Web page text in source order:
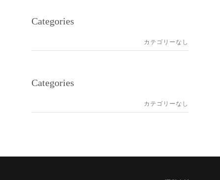
Categories
カテゴリーなし
Categories
カテゴリーなし